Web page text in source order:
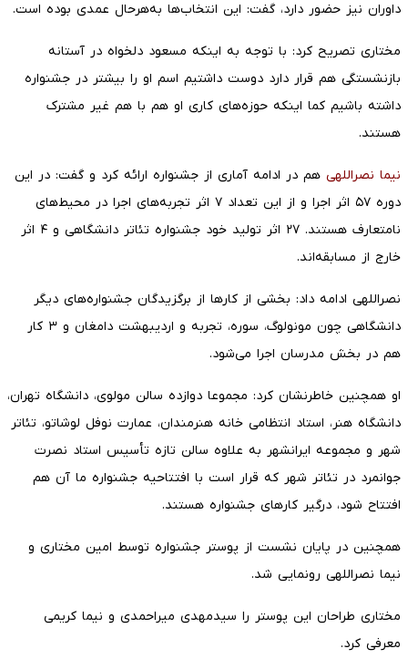
داوران نیز حضور دارد، گفت: این انتخاب‌ها به‌هرحال عمدی بوده است.
مختاری تصریح کرد: با توجه به اینکه مسعود دلخواه در آستانه
بازنشستگی هم قرار دارد دوست داشتیم اسم او را بیشتر در جشنواره
داشته باشیم کما اینکه حوزه‌های کاری او هم با هم غیر مشترک
هستند.
نیما نصراللهی هم در ادامه آماری از جشنواره ارائه کرد و گفت: در این
دوره ۵۷ اثر اجرا و از این تعداد ۷ اثر تجربه‌های اجرا در محیط‌های
نامتعارف هستند. ۲۷ اثر تولید خود جشنواره تئاتر دانشگاهی و ۴ اثر
خارج از مسابقه‌اند.
نصراللهی ادامه داد: بخشی از کارها از برگزیدگان جشنواره‌های دیگر
دانشگاهی چون مونولوگ، سوره،‌ تجربه و اردیبهشت دامغان و ۳ کار
هم در بخش مدرسان اجرا می‌شود.
او همچنین خاطرنشان کرد: مجموعا دوازده سالن مولوی، دانشگاه تهران،
دانشگاه هنر، استاد انتظامی خانه هنرمندان، عمارت نوفل لوشاتو، تئاتر
شهر و مجموعه ایرانشهر به علاوه سالن تازه تأسیس استاد نصرت
جوانمرد در تئاتر شهر که قرار است با افتتاحیه جشنواره ما آن هم
افتتاح شود، درگیر کارهای جشنواره هستند.
همچنین در پایان نشست از پوستر جشنواره توسط امین مختاری و
نیما نصراللهی رونمایی شد.
مختاری طراحان این پوستر را سیدمهدی میراحمدی و نیما کریمی
معرفی کرد.